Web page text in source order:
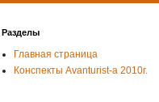
Разделы
Главная страница
Конспекты Avanturist-а 2010г.